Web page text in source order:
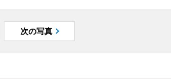
次の写真